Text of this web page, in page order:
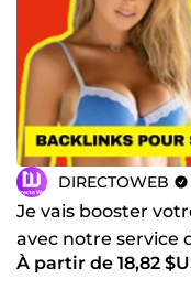
DIRECTOWEB
Je vais booster
avec notre service
À partir de 18,82